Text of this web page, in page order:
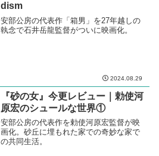
dism
安部公房の代表作「箱男」を27年越しの
執念で石井岳龍監督がついに映画化。
2024.08.29
『砂の女』今更レビュー｜勅使河
原宏のシュールな世界①
安部公房の代表作を勅使河原宏監督が映
画化。砂丘に埋もれた家での奇妙な家で
の共同生活。